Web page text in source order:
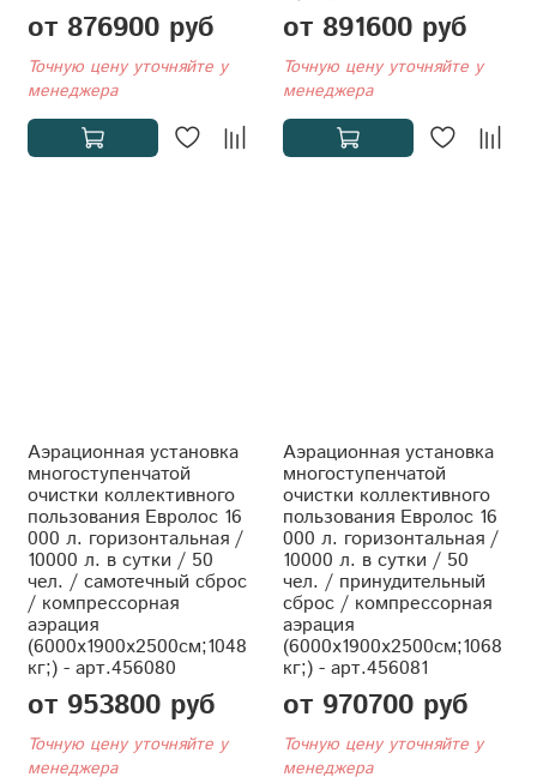
от 876900 руб
Точную цену уточняйте у
менеджера
от 891600 руб
Точную цену уточняйте у
менеджера
Аэрационная установка
многоступенчатой
очистки коллективного
пользования Евролос 16
000 л. горизонтальная /
10000 л. в сутки / 50
чел. / самотечный сброс
/ компрессорная
аэрация
(6000x1900x2500см;1048
кг;) - арт.456080
от 953800 руб
Точную цену уточняйте у
менеджера
Аэрационная установка
многоступенчатой
очистки коллективного
пользования Евролос 16
000 л. горизонтальная /
10000 л. в сутки / 50
чел. / принудительный
сброс / компрессорная
аэрация
(6000x1900x2500см;1068
кг;) - арт.456081
от 970700 руб
Точную цену уточняйте у
менеджера